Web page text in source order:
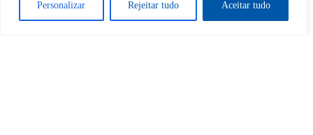
Personalizar Rejeitar tudo Aceitar tudo